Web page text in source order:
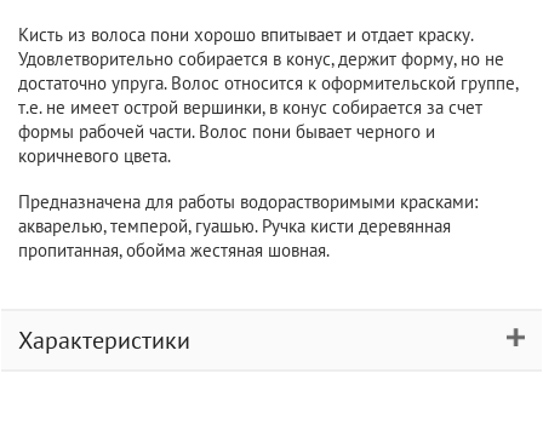
Кисть из волоса пони хорошо впитывает и отдает краску.
Удовлетворительно собирается в конус, держит форму, но не
достаточно упруга. Волос относится к оформительской группе,
т.е. не имеет острой вершинки, в конус собирается за счет
формы рабочей части. Волос пони бывает черного и
коричневого цвета.
Предназначена для работы водорастворимыми красками:
акварелью, темперой, гуашью. Ручка кисти деревянная
пропитанная, обойма жестяная шовная.
Характеристики